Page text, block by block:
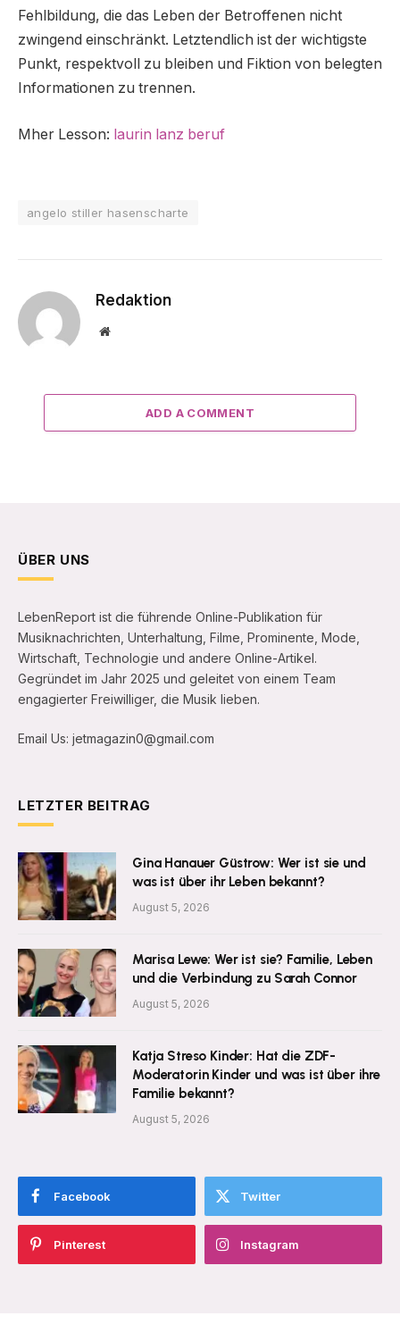
Fehlbildung, die das Leben der Betroffenen nicht
zwingend einschränkt. Letztendlich ist der wichtigste
Punkt, respektvoll zu bleiben und Fiktion von belegten
Informationen zu trennen.
Mher Lesson: laurin lanz beruf
angelo stiller hasenscharte
Redaktion
Website
ADD A COMMENT
ÜBER UNS
LebenReport ist die führende Online-Publikation für
Musiknachrichten, Unterhaltung, Filme, Prominente, Mode,
Wirtschaft, Technologie und andere Online-Artikel.
Gegründet im Jahr 2025 und geleitet von einem Team
engagierter Freiwilliger, die Musik lieben.
Email Us: jetmagazin0@gmail.com
LETZTER BEITRAG
Gina Hanauer Güstrow: Wer ist sie und
was ist über ihr Leben bekannt?
August 5, 2026
Marisa Lewe: Wer ist sie? Familie, Leben
und die Verbindung zu Sarah Connor
August 5, 2026
Katja Streso Kinder: Hat die ZDF-
Moderatorin Kinder und was ist über ihre
Familie bekannt?
August 5, 2026
Facebook Twitter
Pinterest Instagram